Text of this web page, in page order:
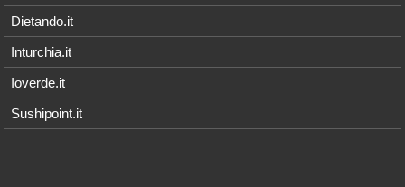
Dietando.it
Inturchia.it
Ioverde.it
Sushipoint.it